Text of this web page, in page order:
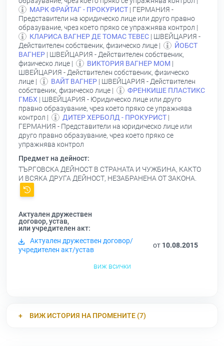
МАРК ФРАЙТАГ - ПРОКУРИСТ | ГЕРМАНИЯ -
Представители на юридическо лице или друго правно
образувание, чрез което пряко се упражнява контрол |
КЛАРИСА ВАГНЕР ДЕ ТОМАС ТЕВЕС | ШВЕЙЦАРИЯ -
Действителен собственик, физическо лице |
ЙОБСТ
ВАГНЕР | ШВЕЙЦАРИЯ - Действителен собственик,
физическо лице |
ВИКТОРИЯ ВАГНЕР МОМ |
ШВЕЙЦАРИЯ - Действителен собственик, физическо
лице |
ВАЙТ ВАГНЕР | ШВЕЙЦАРИЯ - Действителен
собственик, физическо лице |
ФРЕНКИШЕ ПЛАСТИКС
ГМБХ | ШВЕЙЦАРИЯ - Юридическо лице или друго
правно образувание, чрез което пряко се упражнява
контрол |
ДИТЕР ХЕРБОЛД - ПРОКУРИСТ |
ГЕРМАНИЯ - Представители на юридическо лице или
друго правно образувание, чрез което пряко се
упражнява контрол
Предмет на дейност:
ТЪРГОВСКА ДЕЙНОСТ В СТРАНАТА И ЧУЖБИНА, КАКТО
И ВСЯКА ДРУГА ДЕЙНОСТ, НЕЗАБРАНЕНА ОТ ЗАКОНА.
Актуален дружествен
договор, устав,
или учредителен акт:
Актуален дружествен договор/
учредителен акт/устав
от 10.08.2015
виж всички
ВИЖ ИСТОРИЯ НА ПРОМЕНИТЕ (7)